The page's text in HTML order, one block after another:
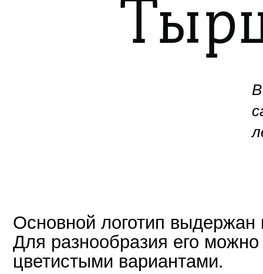
Основной логотип выдержан
Для разнообразия его
цветистыми вариантами.